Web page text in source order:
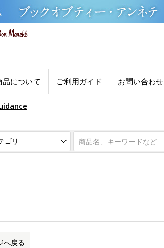
品について ご利用ガイド お問い合わせ
へ戻る